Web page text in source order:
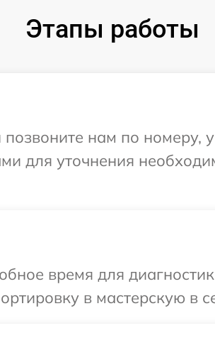
Этапы работы
нам по номеру,
для уточнения
время для
в мастерскую в